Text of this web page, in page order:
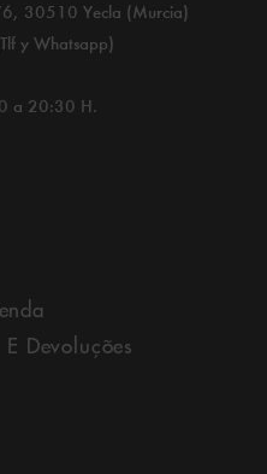
30510 Yecla (Murcia)
y Whatsapp)
a 20:30 H.
Devoluções